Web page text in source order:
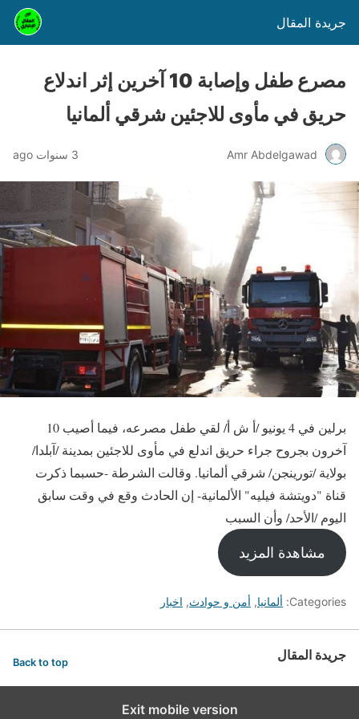
جريدة المقال
مصرع طفل وإصابة 10 آخرين إثر اندلاع
حريق في مأوى للاجئين شرقي ألمانيا
Amr Abdelgawad 3 سنوات ago
برلين في 4 يونيو /أ ش أ/ لقي طفل مصرعه، فيما أصيب 10
آخرون بجروح جراء حريق اندلع في مأوى للاجئين بمدينة /آبلدا/
بولاية /تورينجن/ شرقي ألمانيا. وقالت الشرطة -حسبما ذكرت
قناة "دويتشة فيليه" الألمانية- إن الحادث وقع في وقت سابق
اليوم /الأحد/ وأن السبب
مشاهدة المزيد
Categories: ألمانيا, أمن و حوادث, اخبار
جريدة المقال Back to top
Exit mobile version